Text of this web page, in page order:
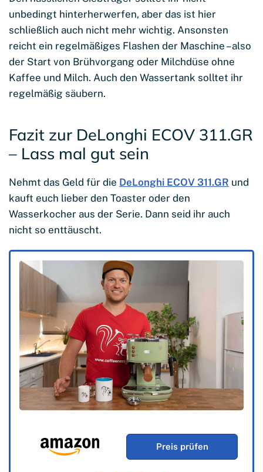
unbedingt hinterherwerfen, aber das ist hier
schließlich auch nicht mehr wichtig. Ansonsten
reicht ein regelmäßiges Flashen der Maschine – also
der Start von Brühvorgang oder Milchdüse ohne
Kaffee und Milch. Auch den Wassertank solltet ihr
regelmäßig säubern.
Fazit zur DeLonghi ECOV 311.GR
– Lass mal gut sein
Nehmt das Geld für die DeLonghi ECOV 311.GR und
kauft euch lieber den Toaster oder den
Wasserkocher aus der Serie. Dann seid ihr auch
nicht so enttäuscht.
Preis prüfen